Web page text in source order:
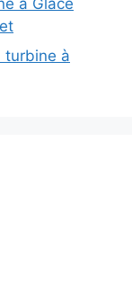
turbine à